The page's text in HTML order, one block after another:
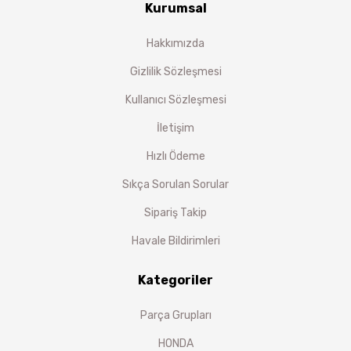
Kurumsal
Hakkımızda
Gizlilik Sözleşmesi
Kullanıcı Sözleşmesi
İletişim
Hızlı Ödeme
Sıkça Sorulan Sorular
Sipariş Takip
Havale Bildirimleri
Kategoriler
Parça Grupları
HONDA